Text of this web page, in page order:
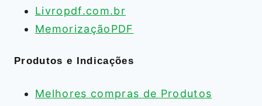
Livropdf.com.br
MemorizaçãoPDF
Produtos e Indicações
Melhores compras de Produtos